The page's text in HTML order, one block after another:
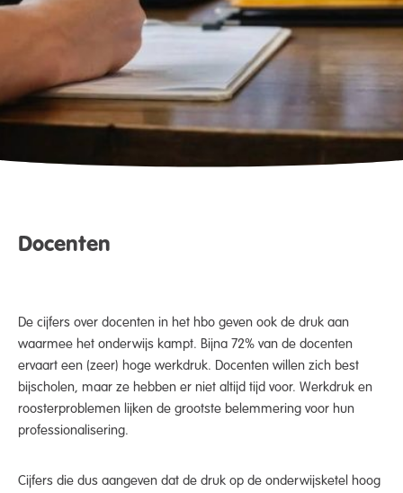
Docenten
De cijfers over docenten in het hbo geven ook de druk aan
waarmee het onderwijs kampt. Bijna 72% van de docenten
ervaart een (zeer) hoge werkdruk. Docenten willen zich best
bijscholen, maar ze hebben er niet altijd tijd voor. Werkdruk en
roosterproblemen lijken de grootste belemmering voor hun
professionalisering.
Cijfers die dus aangeven dat de druk op de onderwijsketel hoog